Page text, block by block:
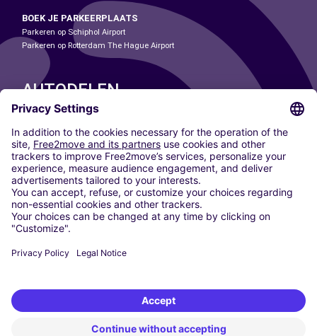
BOEK JE PARKEERPLAATS
Parkeren op Schiphol Airport
Parkeren op Rotterdam The Hague Airport
AUTODELEN
ONZE STEDEN
Paris
Madrid
Washington DC
Milaan
Rome
Turijn
Wenen
Berlijn
Düsseldorf